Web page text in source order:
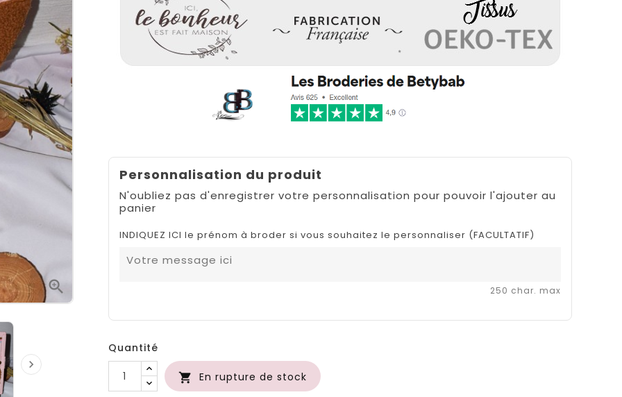


Personnalisation du produit
N'oubliez pas d'enregistrer votre personnalisation pour pouvoir l'ajouter au
panier
INDIQUEZ ICI le prénom à broder si vous souhaitez le personnaliser (FACULTATIF)
250 char. max
Quantité
 En rupture de stock